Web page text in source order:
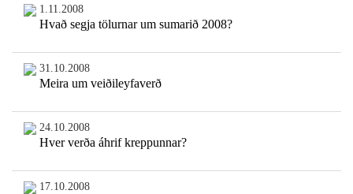
1.11.2008
Hvað segja tölurnar um sumarið 2008?
31.10.2008
Meira um veiðileyfaverð
24.10.2008
Hver verða áhrif kreppunnar?
17.10.2008